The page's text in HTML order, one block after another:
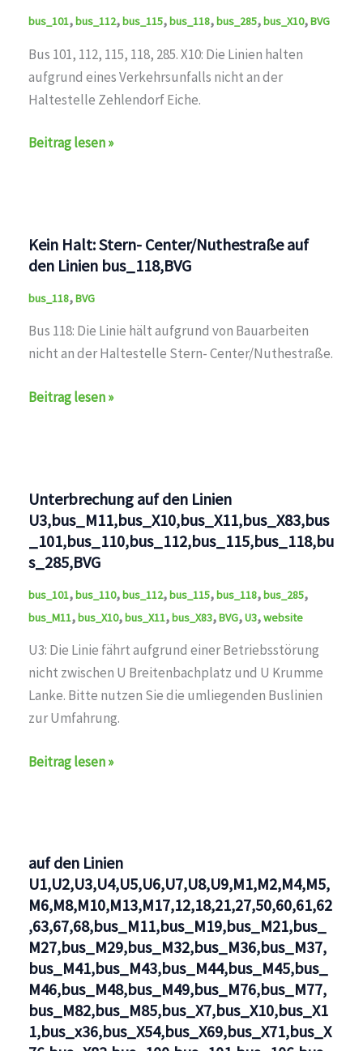
bus_101,bus_112,bus_115,bus_118,bus_285,bus_X10,BVG
Bus 101, 112, 115, 118, 285. X10: Die Linien halten
aufgrund eines Verkehrsunfalls nicht an der
Haltestelle Zehlendorf Eiche.
Kein
den
Beitrag lesen »
Kein Halt: Stern- Center/Nuthestraße auf
den Linien bus_118,BVG
bus_118,BVG
Bus 118: Die Linie hält aufgrund von Bauarbeiten
nicht an der Haltestelle Stern- Center/Nuthestraße.
Kein
den
Linien
bus_118,BVG
Beitrag lesen »
Unterbrechung auf den Linien
U3,bus_M11,bus_X10,bus_X11,bus_X83,bus
_101,bus_110,bus_112,bus_115,bus_118,bu
s_285,BVG
bus_101,bus_110,bus_112,bus_115,bus_118,bus_285,
bus_M11,bus_X10,bus_X11,bus_X83,BVG,U3,website
U3: Die Linie fährt aufgrund einer Betriebsstörung
nicht zwischen U Breitenbachplatz und U Krumme
Lanke. Bitte nutzen Sie die umliegenden Buslinien
zur Umfahrung.
Unterbrechung
Beitrag lesen »
auf den Linien
U1,U2,U3,U4,U5,U6,U7,U8,U9,M1,M2,M4,M5,
M6,M8,M10,M13,M17,12,18,21,27,50,60,61,62
,63,67,68,bus_M11,bus_M19,bus_M21,bus_
M27,bus_M29,bus_M32,bus_M36,bus_M37,
bus_M41,bus_M43,bus_M44,bus_M45,bus_
M46,bus_M48,bus_M49,bus_M76,bus_M77,
bus_M82,bus_M85,bus_X7,bus_X10,bus_X1
1,bus_x36,bus_X54,bus_X69,bus_X71,bus_X